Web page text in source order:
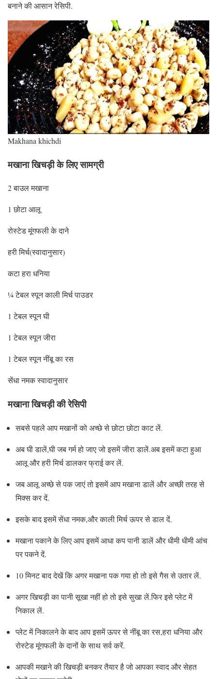
बनाने की आसान रेसिपी.
Makhana khichdi
मखाना खिचड़ी के लिए सामग्री
2 बाउल मखाना
1 छोटा आलू
रोस्टेड मूंगफली के दाने
हरी मिर्च(स्वादानुसार)
कटा हरा धनिया
¼ टेबल स्पून काली मिर्च पाउडर
1 टेबल स्पून घी
1 टेबल स्पून जीरा
1 टेबल स्पून नींबू का रस
सेंधा नमक स्वादानुसार
मखाना खिचड़ी की रेसिपी
सबसे पहले आप मखानों को अच्छे से छोटा छोटा काट लें.
अब घी डालें,घी जब गर्म हो जाए जो इसमें जीरा डालें.अब इसमें कटा हुआ
आलू और हरी मिर्च डालकर फ्राई कर लें.
जब आलू अच्छे से पक जाएं तो इसमें आप मखाना डालें और अच्छी तरह से
मिक्स कर दें.
इसके बाद इसमें सेंधा नमक,और काली मिर्च ऊपर से डाल दें.
मखाना पकाने के लिए आप इसमें आधा कप पानी डालें और धीमी धीमी आंच
पर पकने दें.
10 मिनट बाद देखें कि अगर मखाना पक गया हो तो इसे गैस से उतार लें.
अगर खिचड़ी का पानी सूखा नहीं हो तो इसे सुखा लें.फिर इसे प्लेट में
निकाल लें.
प्लेट में निकालने के बाद आप इसमें ऊपर से नींबू का रस,हरा धनिया और
रोस्टेड मूंगफली के दानों के साथ सर्व करें.
आपकी मखाने की खिचड़ी बनकर तैयार है जो आपका स्वाद और सेहत